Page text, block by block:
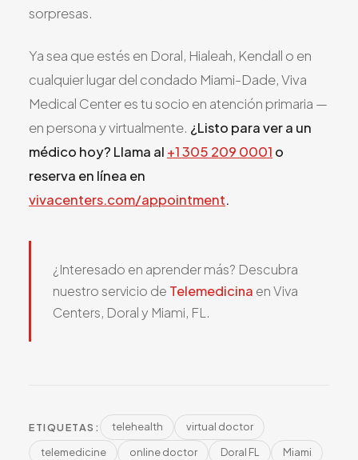
sorpresas.
Ya sea que estés en Doral, Hialeah, Kendall o en
cualquier lugar del condado Miami-Dade, Viva
Medical Center es tu socio en atención primaria —
en persona y virtualmente. ¿Listo para ver a un
médico hoy? Llama al +1 305 209 0001 o
reserva en línea en
vivacenters.com/appointment.
¿Interesado en aprender más? Descubra
nuestro servicio de Telemedicina en Viva
Centers, Doral y Miami, FL.
ETIQUETAS: telehealth
virtual doctor
telemedicine
online doctor Doral FL
Miami